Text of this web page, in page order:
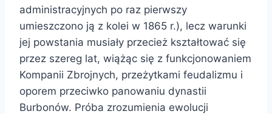
administracyjnych po raz pierwszy
umieszczono ją z kolei w 1865 r.), lecz warunki
jej powstania musiały przecież kształtować się
przez szereg lat, wiążąc się z funkcjonowaniem
Kompanii Zbrojnych, przeżytkami feudalizmu i
oporem przeciwko panowaniu dynastii
Burbonów. Próba zrozumienia ewolucji